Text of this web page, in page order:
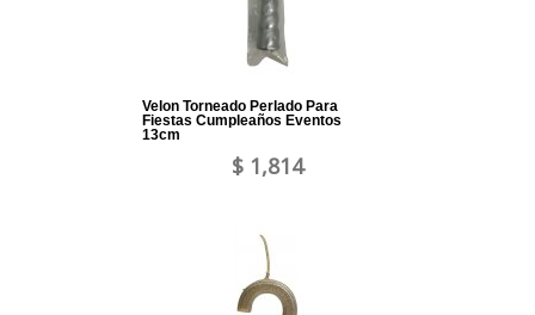
Velon Torneado Perlado Para
Fiestas Cumpleaños Eventos
13cm
$ 1,814